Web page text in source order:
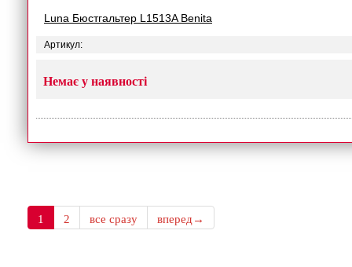
Luna Бюстгальтер L1513A Benita
Артикул:
Немає у наявності
1 2 все сразу вперед→